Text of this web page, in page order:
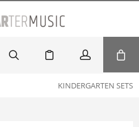
KINDERGARTEN SETS